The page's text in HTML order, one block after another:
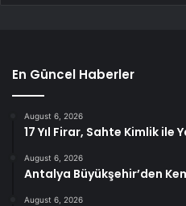
En Güncel Haberler
August 6, 2026
17 Yıl Firar, Sahte Kimlik ile
August 6, 2026
Antalya Büyükşehir’den
August 6, 2026